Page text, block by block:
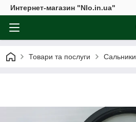
Интернет-магазин "Nlo.in.ua"
Товари та послуги Сальники